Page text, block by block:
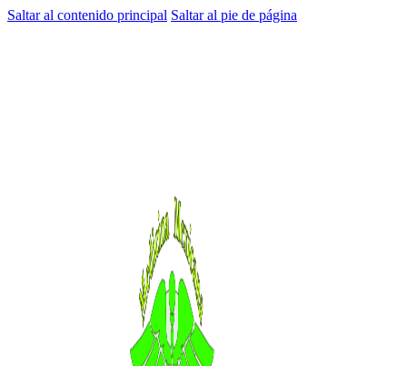
Saltar al contenido principal Saltar al pie de página